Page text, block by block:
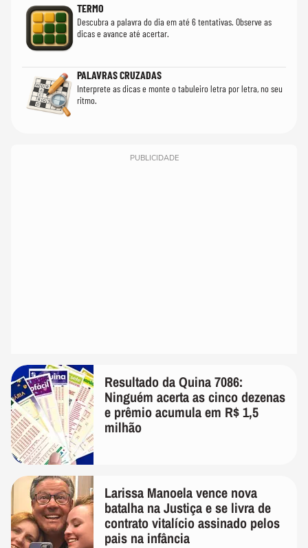
TERMO
Descubra a palavra do dia em até 6 tentativas. Observe as
dicas e avance até acertar.
PALAVRAS CRUZADAS
Interprete as dicas e monte o tabuleiro letra por letra, no seu
ritmo.
PUBLICIDADE
Resultado da Quina 7086:
Ninguém acerta as cinco dezenas
e prêmio acumula em R$ 1,5
milhão
Larissa Manoela vence nova
batalha na Justiça e se livra de
contrato vitalício assinado pelos
pais na infância